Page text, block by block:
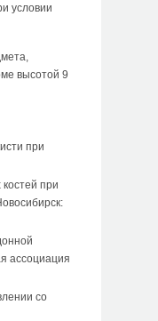
условии
высотой 9
при
при
ассоциация
со